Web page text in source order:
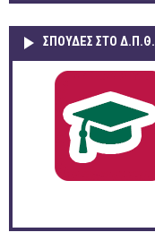
ΣΠΟΥΔΈΣ ΣΤΟ Δ.Π.Θ.